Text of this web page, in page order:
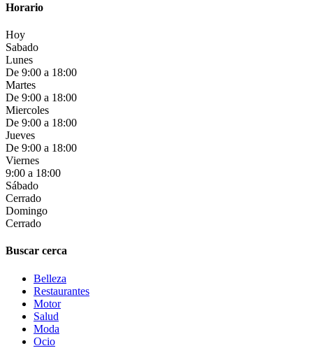
Horario
Hoy
Sabado
Lunes
De 9:00 a 18:00
Martes
De 9:00 a 18:00
Miercoles
De 9:00 a 18:00
Jueves
De 9:00 a 18:00
Viernes
9:00 a 18:00
Sábado
Cerrado
Domingo
Cerrado
Buscar cerca
Belleza
Restaurantes
Motor
Salud
Moda
Ocio